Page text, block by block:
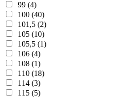
99 (4)
100 (40)
101,5 (2)
105 (10)
105,5 (1)
106 (4)
108 (1)
110 (18)
114 (3)
115 (5)